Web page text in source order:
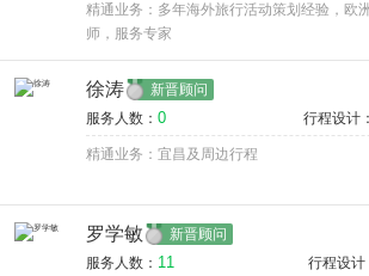
精通业务：多年海外旅行活动策划经验，欧
师，服务专家
徐涛 新晋顾问
服务人数： 0 行程设计：
精通业务：宜昌及周边行程
罗学敏 新晋顾问
服务人数： 11 行程设计